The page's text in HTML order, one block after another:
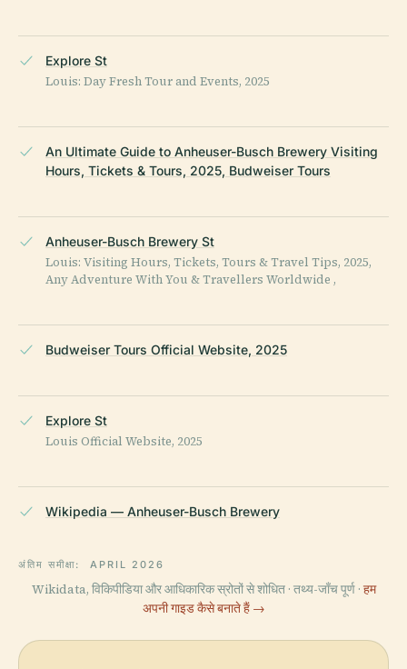
Explore St
Louis: Day Fresh Tour and Events, 2025
An Ultimate Guide to Anheuser-Busch Brewery Visiting
Hours, Tickets & Tours, 2025, Budweiser Tours
Anheuser-Busch Brewery St
Louis: Visiting Hours, Tickets, Tours & Travel Tips, 2025,
Any Adventure With You & Travellers Worldwide ,
Budweiser Tours Official Website, 2025
Explore St
Louis Official Website, 2025
Wikipedia — Anheuser-Busch Brewery
अंतिम समीक्षा: APRIL 2026
Wikidata, विकिपीडिया और आधिकारिक स्रोतों से शोधित · तथ्य-जाँच पूर्ण · हम
अपनी गाइड कैसे बनाते हैं →